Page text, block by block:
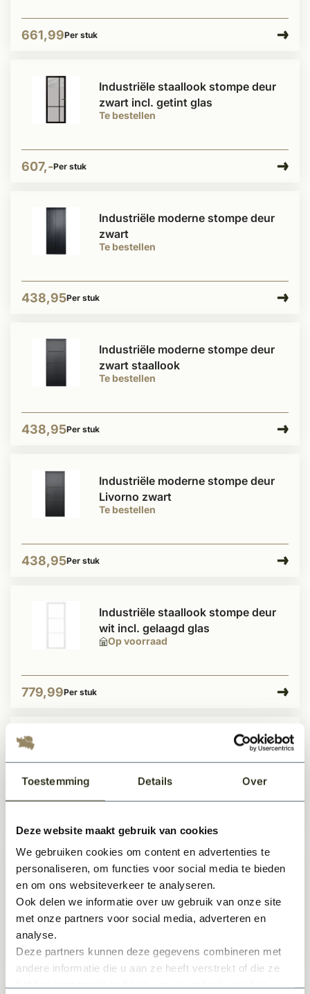
Toestemming Details Over
Deze website maakt gebruik van cookies
We gebruiken cookies om content en advertenties te
personaliseren, om functies voor social media te bieden
en om ons websiteverkeer te analyseren.
Ook delen we informatie over uw gebruik van onze site
met onze partners voor social media, adverteren en
analyse.
Deze partners kunnen deze gegevens combineren met
andere informatie die u aan ze heeft verstrekt of die ze
661,99Per stuk
Te bestellen
Industriële staallook stompe deur
zwart incl. getint glas
607,-Per stuk
Te bestellen
Industriële moderne stompe deur
zwart
438,95Per stuk
Te bestellen
Industriële moderne stompe deur
zwart staallook
438,95Per stuk
Te bestellen
Industriële moderne stompe deur
Livorno zwart
438,95Per stuk
Op voorraad
Industriële staallook stompe deur
wit incl. gelaagd glas
779,99Per stuk
Moderne Industriële staallook
stompe deur zwart incl. glas
567,95
Te bestellen
Moderne Industriële staallook deur
zwart incl. getint glas
657,50Per stuk